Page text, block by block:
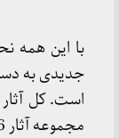
با این همه
جدیدی به
است. کل